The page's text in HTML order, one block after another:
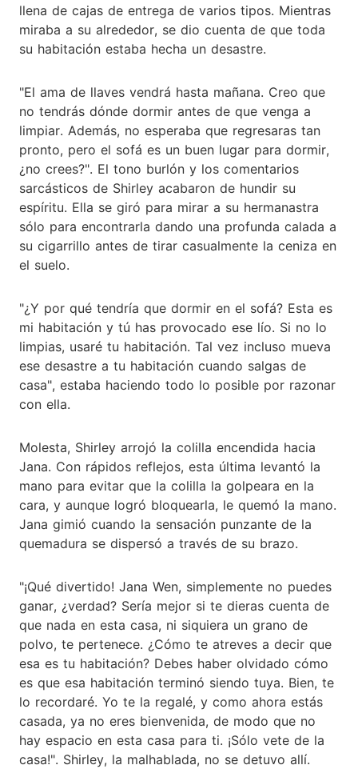
llena de cajas de entrega de varios tipos. Mientras
miraba a su alrededor, se dio cuenta de que toda
su habitación estaba hecha un desastre.
"El ama de llaves vendrá hasta mañana. Creo que
no tendrás dónde dormir antes de que venga a
limpiar. Además, no esperaba que regresaras tan
pronto, pero el sofá es un buen lugar para dormir,
¿no crees?". El tono burlón y los comentarios
sarcásticos de Shirley acabaron de hundir su
espíritu. Ella se giró para mirar a su hermanastra
sólo para encontrarla dando una profunda calada a
su cigarrillo antes de tirar casualmente la ceniza en
el suelo.
"¿Y por qué tendría que dormir en el sofá? Esta es
mi habitación y tú has provocado ese lío. Si no lo
limpias, usaré tu habitación. Tal vez incluso mueva
ese desastre a tu habitación cuando salgas de
casa", estaba haciendo todo lo posible por razonar
con ella.
Molesta, Shirley arrojó la colilla encendida hacia
Jana. Con rápidos reflejos, esta última levantó la
mano para evitar que la colilla la golpeara en la
cara, y aunque logró bloquearla, le quemó la mano.
Jana gimió cuando la sensación punzante de la
quemadura se dispersó a través de su brazo.
"¡Qué divertido! Jana Wen, simplemente no puedes
ganar, ¿verdad? Sería mejor si te dieras cuenta de
que nada en esta casa, ni siquiera un grano de
polvo, te pertenece. ¿Cómo te atreves a decir que
esa es tu habitación? Debes haber olvidado cómo
es que esa habitación terminó siendo tuya. Bien, te
lo recordaré. Yo te la regalé, y como ahora estás
casada, ya no eres bienvenida, de modo que no
hay espacio en esta casa para ti. ¡Sólo vete de la
casa!". Shirley, la malhablada, no se detuvo allí.